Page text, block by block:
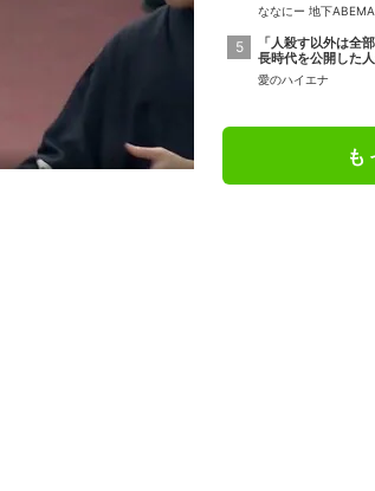
ななにー 地下ABEMA
「人殺す以外は全
長時代を公開した
愛のハイエナ
も